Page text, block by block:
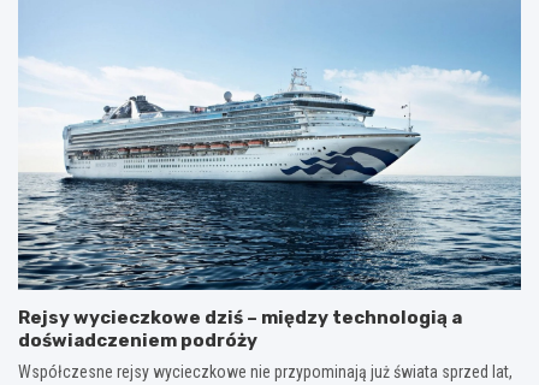
Rejsy wycieczkowe dziś – między technologią a
doświadczeniem podróży
Współczesne rejsy wycieczkowe nie przypominają już świata sprzed lat,